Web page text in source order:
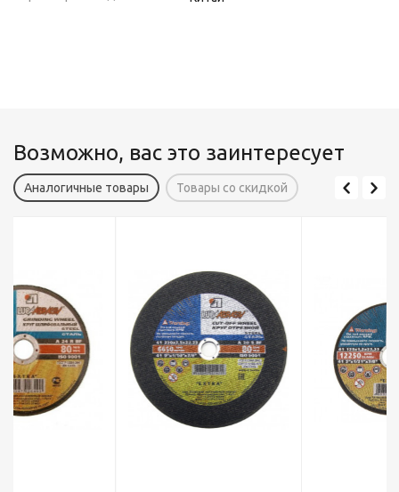
Возможно, вас это заинтересует
Аналогичные товары Товары со скидкой